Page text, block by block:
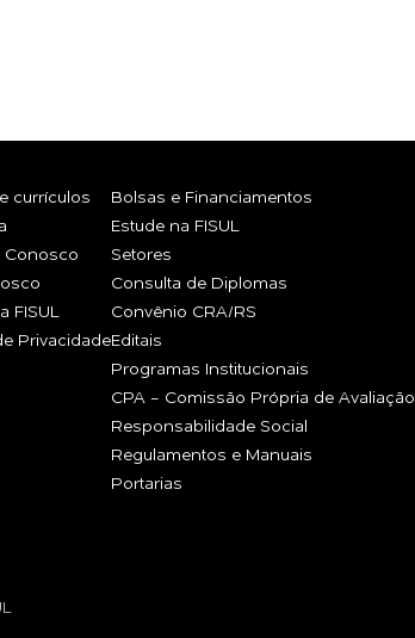
currículos
Conosco
FISUL
Privacidade
Bolsas e Financiamentos
Estude na FISUL
Setores
Consulta de Diplomas
Convênio CRA/RS
Editais
Programas Institucionais
CPA - Comissão Própria de Avaliação
Responsabilidade Social
Regulamentos e Manuais
Portarias